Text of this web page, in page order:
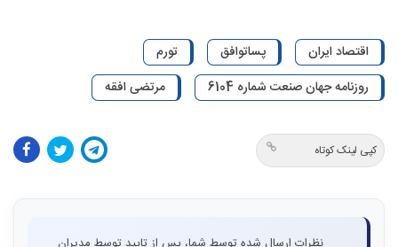
اقتصاد ایران پساتوافق
تورم
روزنامه جهان صنعت شماره 6104
مرتضی افقه
کپی لینک کوتاه